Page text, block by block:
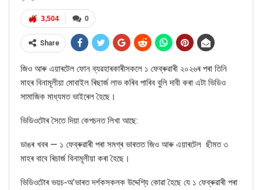
0
3,504
Share
জিও আৰু এয়াৰটেল ফোন ব্যৱহাৰকাৰীসকলে ১ ফেব্ৰুৱাৰী ২০২৬ৰ পৰা তিনি
মাহৰ বিনামূলীয়া মোবাইল ৰিছাৰ্জ লাভ কৰিব পাৰিব বুলি দাবী কৰা এটা ভিডিও
সামাজিক মাধ্যমত ভাইৰেল হৈছে।
ভিডিওটোৰ সৈতে দিয়া কেপচনত লিখা আছে:
ডাঙৰ খবৰ — ১ ফেব্ৰুৱাৰী পৰা সমগ্ৰ ভাৰততজিও আৰু এয়াৰটেল ছীমত ৩
মাহৰ বাবে ৰিচাৰ্জ বিনামূলীয়া কৰা হৈছে।
ভিডিওটোৰ ভয়চ-অ’ভাৰত দৰ্শকসকলক উদ্দেশ্যি কোৱা হৈছে যে ১ ফেব্ৰুৱাৰী পৰা